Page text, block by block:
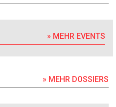
» MEHR EVENTS
» MEHR DOSSIERS